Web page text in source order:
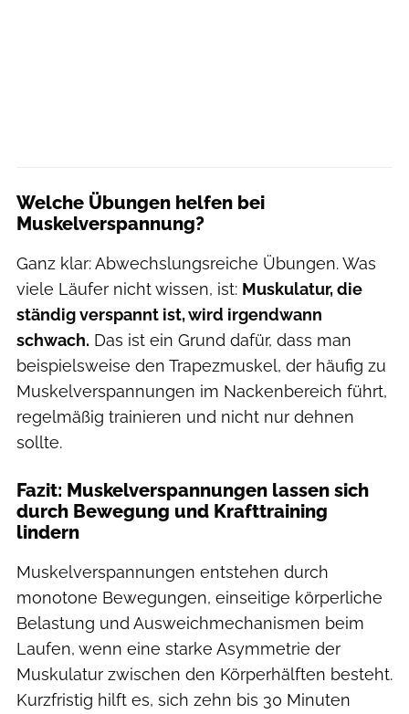
Welche Übungen helfen bei
Muskelverspannung?
Ganz klar: Abwechslungsreiche Übungen. Was
viele Läufer nicht wissen, ist: Muskulatur, die
ständig verspannt ist, wird irgendwann
schwach. Das ist ein Grund dafür, dass man
beispielsweise den Trapezmuskel, der häufig zu
Muskelverspannungen im Nackenbereich führt,
regelmäßig trainieren und nicht nur dehnen
sollte.
Fazit: Muskelverspannungen lassen sich
durch Bewegung und Krafttraining
lindern
Muskelverspannungen entstehen durch
monotone Bewegungen, einseitige körperliche
Belastung und Ausweichmechanismen beim
Laufen, wenn eine starke Asymmetrie der
Muskulatur zwischen den Körperhälften besteht.
Kurzfristig hilft es, sich zehn bis 30 Minuten